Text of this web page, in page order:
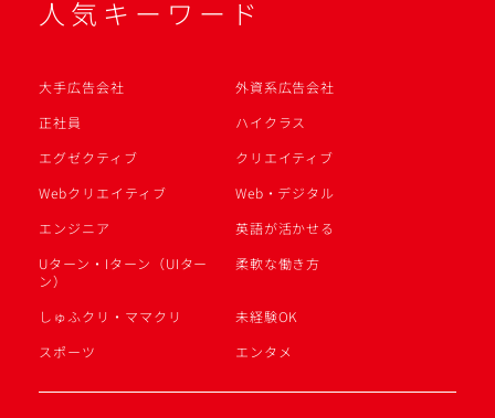
人気キーワード
大手広告会社
外資系広告会社
正社員
ハイクラス
エグゼクティブ
クリエイティブ
Webクリエイティブ
Web・デジタル
エンジニア
英語が活かせる
Uターン・Iターン（UIター
ン）
柔軟な働き方
しゅふクリ・ママクリ
未経験OK
スポーツ
エンタメ